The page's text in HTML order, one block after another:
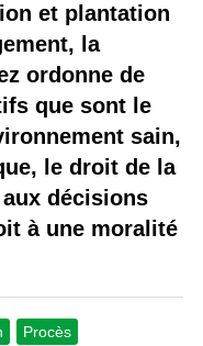
et plantation
la
ordonne de
que sont le
sain,
le droit de la
décisions
à une moralité
Procès